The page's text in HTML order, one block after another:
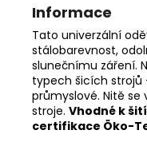
Informace
Tato univerzální
stálobarevnost,
slunečnímu záření.
typech šicích strojů
průmyslové. Nitě se
stroje. Vhodné k
certifikace Öko-